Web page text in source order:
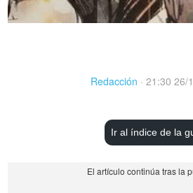
Redacción · 21:30 26/
Ir al índice de la